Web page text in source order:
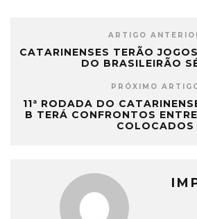
ARTIGO
CATARINENSES TERÃO
DO BRASILEIRÃO
PRÓXIMO
11ª RODADA DO
B TERÁ CONFRONTOS
COLOCADOS